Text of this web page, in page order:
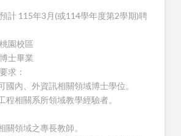
計 115年3月(或114學年度第2學期)聘
園校區
士畢業
求：
國內、外資訊相關領域博士學位。
程相關系所領域教學經驗者。
關領域之專長教師。